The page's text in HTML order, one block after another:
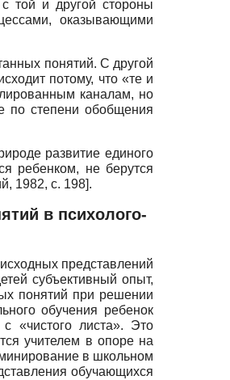
той и другой стороны
оказывающими
понятий. С другой
потому, что «те и
каналам, но
по степени обобщения
развитие единого
ребенком, не берутся
1982, с. 198].
в психолого-
представлений
субъективный опыт,
понятий при решении
обучения ребенок
«чистого листа». Это
учителем в опоре на
в школьном
обучающихся